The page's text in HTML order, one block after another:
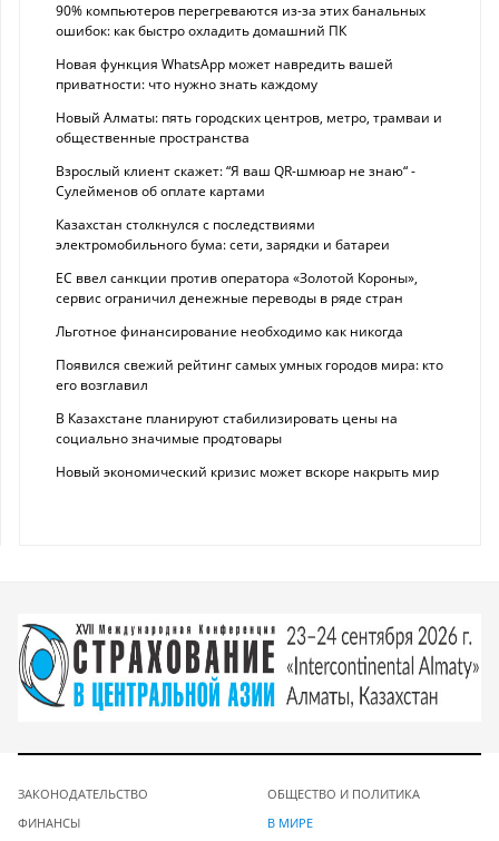
90% компьютеров перегреваются из-за этих банальных
ошибок: как быстро охладить домашний ПК
Новая функция WhatsApp может навредить вашей
приватности: что нужно знать каждому
Новый Алматы: пять городских центров, метро, трамваи и
общественные пространства
Взрослый клиент скажет: “Я ваш QR-шмюар не знаю“ -
Сулейменов об оплате картами
Казахстан столкнулся с последствиями
электромобильного бума: сети, зарядки и батареи
ЕС ввел санкции против оператора «Золотой Короны»,
сервис ограничил денежные переводы в ряде стран
Льготное финансирование необходимо как никогда
Появился свежий рейтинг самых умных городов мира: кто
его возглавил
В Казахстане планируют стабилизировать цены на
социально значимые продтовары
Новый экономический кризис может вскоре накрыть мир
ЗАКОНОДАТЕЛЬСТВО
ФИНАНСЫ
ОБЩЕСТВО И ПОЛИТИКА
В МИРЕ